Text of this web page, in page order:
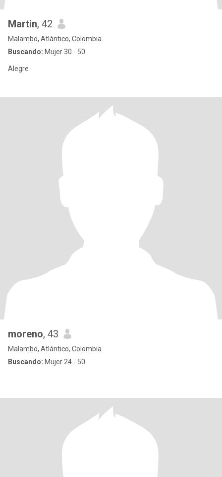
Martin, 42
Malambo, Atlántico, Colombia
Buscando: Mujer 30 - 50
Alegre
moreno, 43
Malambo, Atlántico, Colombia
Buscando: Mujer 24 - 50